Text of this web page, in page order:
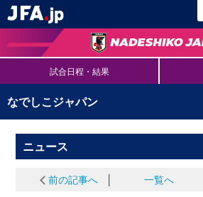
試合日程・結果
なでしこジャパン
ニュース
前の記事へ 一覧へ